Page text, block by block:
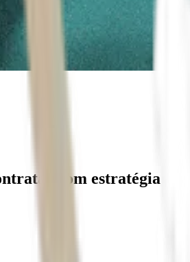
com estratégia